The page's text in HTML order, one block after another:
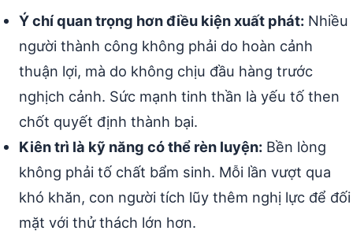
Ý chí quan trọng hơn điều kiện xuất phát: Nhiều
người thành công không phải do hoàn cảnh
thuận lợi, mà do không chịu đầu hàng trước
nghịch cảnh. Sức mạnh tinh thần là yếu tố then
chốt quyết định thành bại.
Kiên trì là kỹ năng có thể rèn luyện: Bền lòng
không phải tố chất bẩm sinh. Mỗi lần vượt qua
khó khăn, con người tích lũy thêm nghị lực để đối
mặt với thử thách lớn hơn.